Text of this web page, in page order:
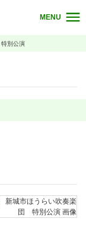
MENU
別公演